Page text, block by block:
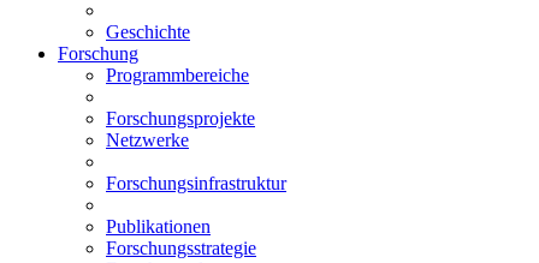
Geschichte
Forschung
Programmbereiche
Forschungsprojekte
Netzwerke
Forschungsinfrastruktur
Publikationen
Forschungsstrategie